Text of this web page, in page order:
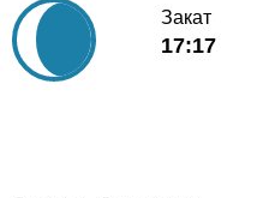
Закат
17:17